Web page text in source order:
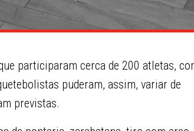
participaram cerca de 200 atletas,
puderam, assim, variar de
previstas.